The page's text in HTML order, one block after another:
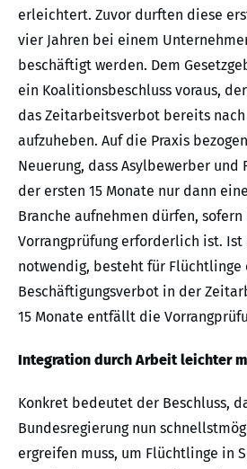
erleichtert. Zuvor durften diese
vier Jahren bei einem
beschäftigt werden. Dem
ein Koalitionsbeschluss voraus,
das Zeitarbeitsverbot bereits
aufzuheben. Auf die Praxis
Neuerung, dass Asylbewerber
der ersten 15 Monate nur dann
Branche aufnehmen dürfen, sofern
Vorrangprüfung erforderlich ist. Ist
notwendig, besteht für Flüchtlinge
Beschäftigungsverbot in der
15 Monate entfällt die
Integration durch Arbeit leichter
Konkret bedeutet der Beschluss,
Bundesregierung nun
ergreifen muss, um Flüchtlinge in